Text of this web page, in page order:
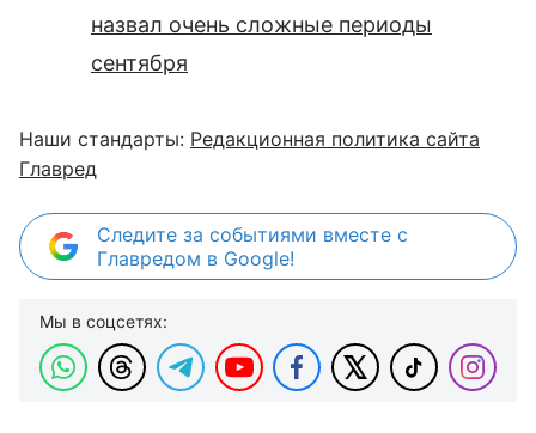
назвал очень сложные периоды
сентября
Наши стандарты: Редакционная политика сайта
Главред
Следите за событиями вместе с
Главредом в Google!
Мы в соцсетях: